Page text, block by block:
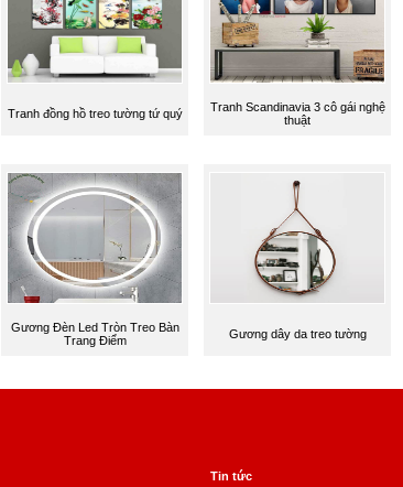
Tranh đồng hồ treo tường tứ quý
Tranh Scandinavia 3 cô gái nghệ
thuật
Gương Đèn Led Tròn Treo Bàn
Trang Điểm
Gương dây da treo tường
Tin tức